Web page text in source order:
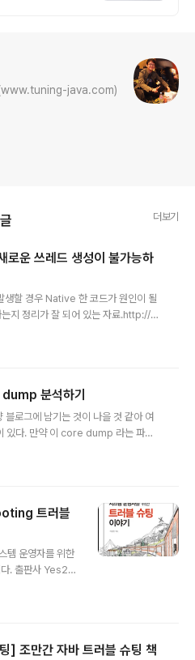
(www.tuning-java.com)
더보기
운 쓰레드 생성이 불가능하
할 경우 Native 한 코드가 원인이 될
지 정리가 잘 되어 있는 자료.http://ja
자료는 없으나, 내 책엔 조금 거론
할 듯.분석하기
로그에 남기는 것이 나을 것 같아 여
있다. 만약 이 core dump 라는 파일
는 명령어를 사용해서 코어덤프를 남
남기고 죽는데 이 파일을 보면 어느
. 하지만 얼마전에는 이 파일도 안남
의 서버에서는 코어 덤프를..
트러블
템 운영자를 위한
다. 출판사 Yes24
조만간 자바 트러블 슈팅 책